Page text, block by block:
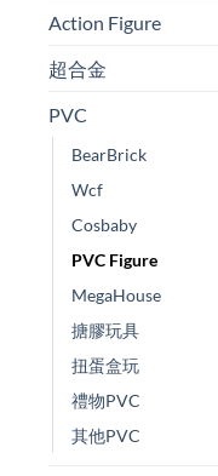
Action Figure
超合金
PVC
BearBrick
Wcf
Cosbaby
PVC Figure
MegaHouse
搪膠玩具
扭蛋盒玩
禮物PVC
其他PVC